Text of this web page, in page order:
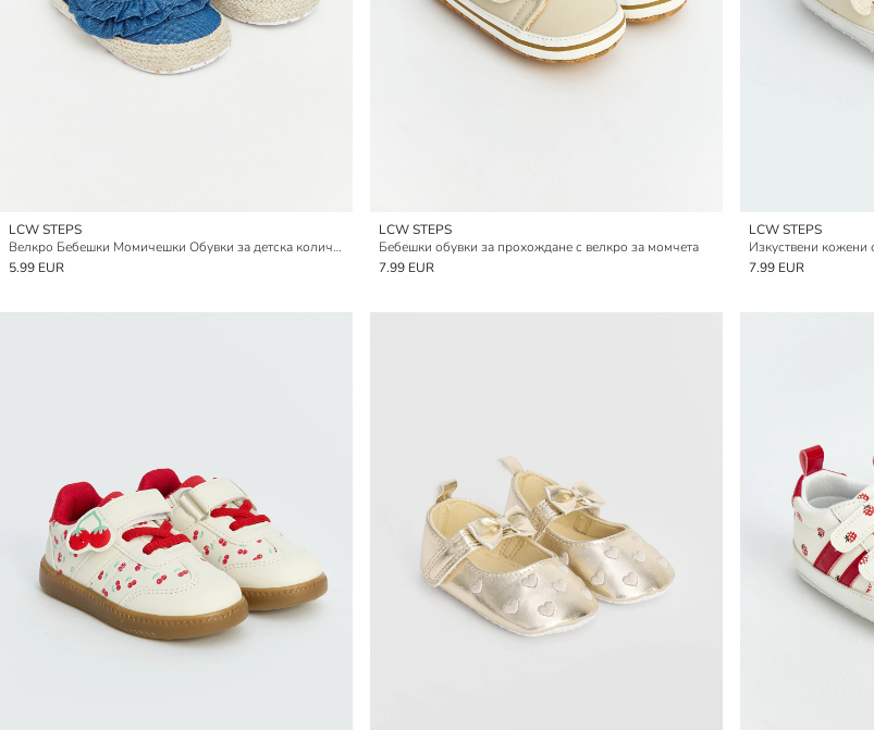
LCW STEPS
Велкро Бебешки Момичешки Обувки за детска количка
5.99 EUR
LCW STEPS
Бебешки обувки за прохождане с велкро за момчета
7.99 EUR
LCW STEPS
7.99 EUR